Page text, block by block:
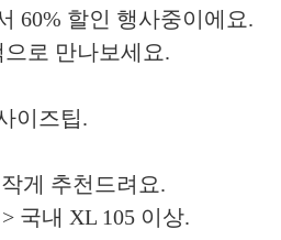
60% 할인 행사중이에요.
로 만나보세요.
이즈팁.
게 추천드려요.
국내 XL 105 이상.